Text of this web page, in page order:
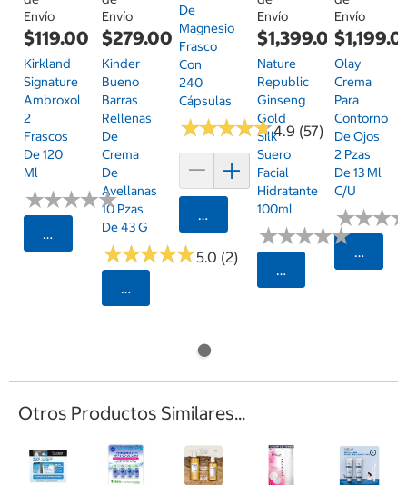
Envío
$119.00
Kirkland
Signature
Ambroxol
2
Frascos
De 120
Ml
★★★★★
★★★★★
Seleccionar Código Postal
Envío
$279.00
Kinder
Bueno
Barras
Rellenas
De
Crema
De
Avellanas
10 Pzas
De 43 G
★★★★★
★★★★★5.0 (2)
Seleccionar Código Postal
De
Magnesio
Frasco
Con
240
Cápsulas
★★★★★
★★★★★4.9 (57)
Agregar
Envío
$1,399.00
Nature
Republic
Ginseng
Gold
Silk
Suero
Facial
Hidratante
100ml
★★★★★
★★★★★
Seleccionar
Envío
Olay
Crema
Para
Contorno
De Ojos
2 Pzas
De 13 Ml
C/u
★★★
★★★
Otros Productos Similares...